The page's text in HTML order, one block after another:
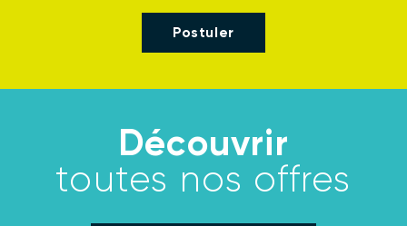
Postuler
Découvrir
toutes nos offres